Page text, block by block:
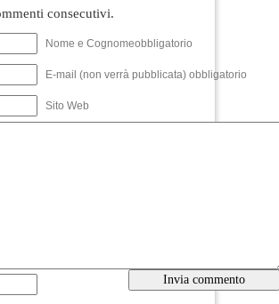
consecutivi.
Nome e Cognomeobbligatorio
E-mail (non verrà pubblicata) obbligatorio
Sito Web